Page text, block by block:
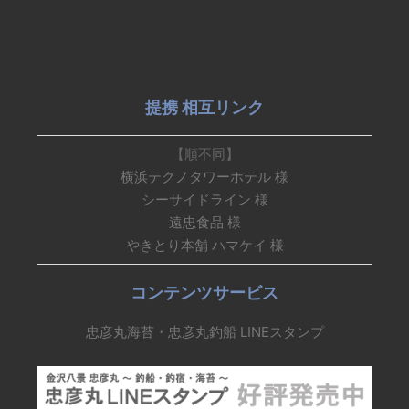
提携 相互リンク
【順不同】
横浜テクノタワーホテル 様
シーサイドライン 様
遠忠食品 様
やきとり本舗 ハマケイ 様
コンテンツサービス
忠彦丸海苔・忠彦丸釣船 LINEスタンプ